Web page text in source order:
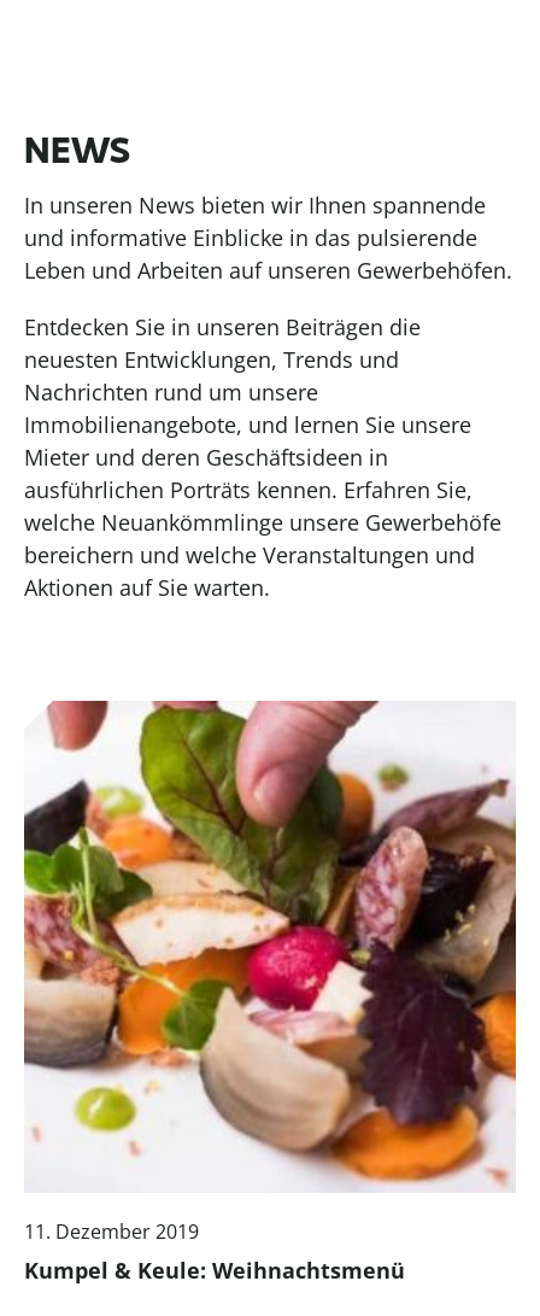
NEWS
In unseren News bieten wir Ihnen spannende
und informative Einblicke in das pulsierende
Leben und Arbeiten auf unseren Gewerbehöfen.
Entdecken Sie in unseren Beiträgen die
neuesten Entwicklungen, Trends und
Nachrichten rund um unsere
Immobilienangebote, und lernen Sie unsere
Mieter und deren Geschäftsideen in
ausführlichen Porträts kennen. Erfahren Sie,
welche Neuankömmlinge unsere Gewerbehöfe
bereichern und welche Veranstaltungen und
Aktionen auf Sie warten.
11. Dezember 2019
Kumpel & Keule: Weihnachtsmenü